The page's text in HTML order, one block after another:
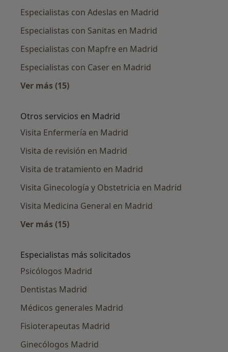
Especialistas con Adeslas en Madrid
Especialistas con Sanitas en Madrid
Especialistas con Mapfre en Madrid
Especialistas con Caser en Madrid
Ver más (15)
Otros servicios en Madrid
Visita Enfermería en Madrid
Visita de revisión en Madrid
Visita de tratamiento en Madrid
Visita Ginecología y Obstetricia en Madrid
Visita Medicina General en Madrid
Ver más (15)
Especialistas más solicitados
Psicólogos Madrid
Dentistas Madrid
Médicos generales Madrid
Fisioterapeutas Madrid
Ginecólogos Madrid